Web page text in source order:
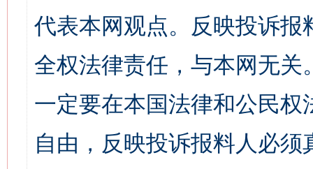
代表本网观点。反映投诉
全权法律责任，与本网无
一定要在本国法律和公民
自由，反映投诉报料人必